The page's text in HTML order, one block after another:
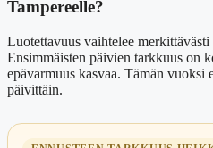
Tampereelle?
Luotettavuus vaihtelee
Ensimmäisten päivien tarkkuus on
epävarmuus kasvaa. Tämän vuoksi
päivittäin.